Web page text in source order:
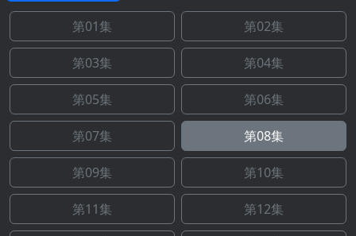
第01集 第02集
第03集 第04集
第05集 第06集
第07集 第08集
第09集 第10集
第11集 第12集